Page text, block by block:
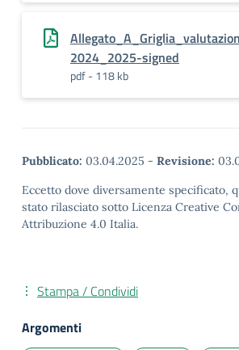
2024_2025-signed
pdf - 118 kb
Pubblicato: 03.04.2025 - Revisione:
Eccetto dove diversamente specificato,
stato rilasciato sotto Licenza Creative
Attribuzione 4.0 Italia.
Stampa / Condividi
Argomenti